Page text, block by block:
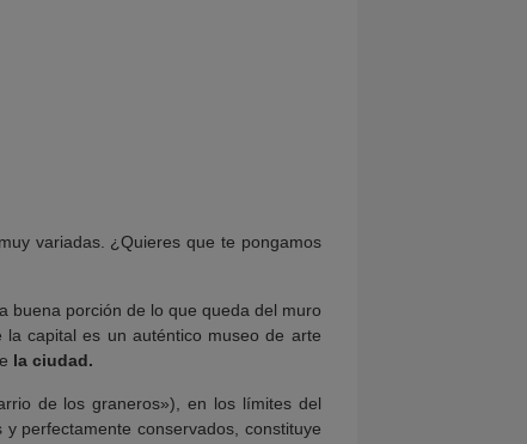
variadas. ¿Quieres que te pongamos
buena porción de lo que queda del muro
la capital es un auténtico museo de arte
la ciudad.
de los graneros»), en los límites del
perfectamente conservados, constituye